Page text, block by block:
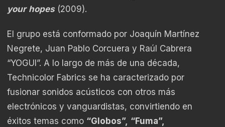
your hopes(2009).
El grupo está conformado por Joaquín Martínez
Negrete, Juan Pablo Corcuera y Raúl Cabrera
“YOGUI”. A lo largo de más de una década,
Technicolor Fabrics se ha caracterizado por
fusionar sonidos acústicos con otros más
electrónicos y vanguardistas, convirtiendo en
éxitos temas como “Globos”, “Fuma”,